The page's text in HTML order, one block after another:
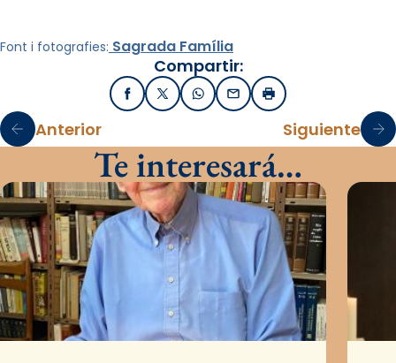
Font i fotografies: Sagrada Família
Compartir:
FacebookX / TwitterWhatsApp
EmailImprimir
Anterior Siguiente
Te interesará…